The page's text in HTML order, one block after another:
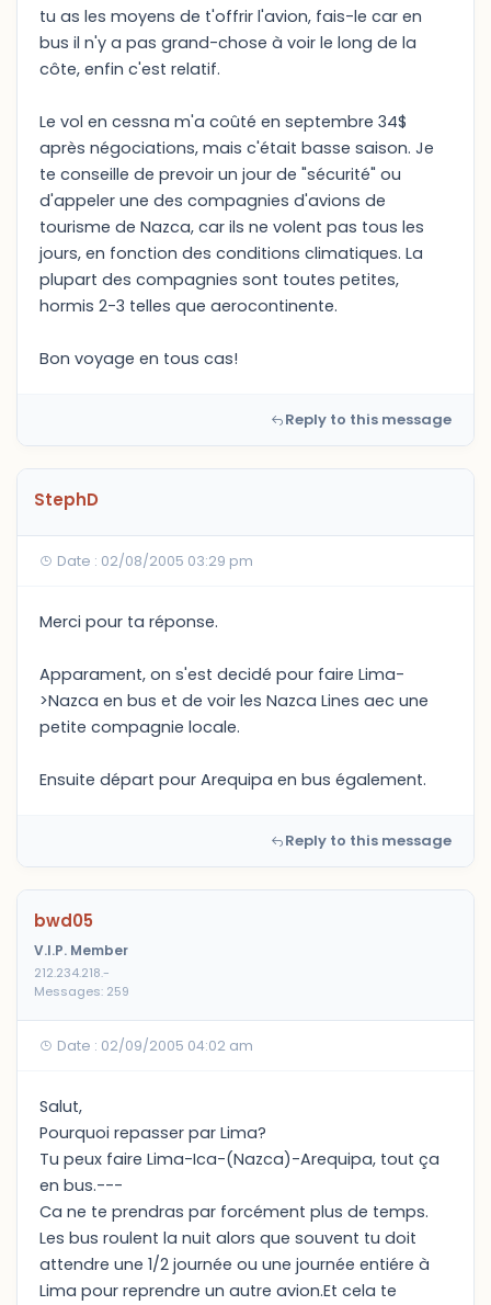
tu as les moyens de t'offrir l'avion, fais-le car en
bus il n'y a pas grand-chose à voir le long de la
côte, enfin c'est relatif.
Le vol en cessna m'a coûté en septembre 34$
après négociations, mais c'était basse saison. Je
te conseille de prevoir un jour de "sécurité" ou
d'appeler une des compagnies d'avions de
tourisme de Nazca, car ils ne volent pas tous les
jours, en fonction des conditions climatiques. La
plupart des compagnies sont toutes petites,
hormis 2-3 telles que aerocontinente.
Bon voyage en tous cas!
Reply to this message
StephD
Date : 02/08/2005 03:29 pm
Merci pour ta réponse.
Apparament, on s'est decidé pour faire Lima-
>Nazca en bus et de voir les Nazca Lines aec une
petite compagnie locale.
Ensuite départ pour Arequipa en bus également.
Reply to this message
bwd05
V.I.P. Member
212.234.218.-
Messages: 259
Date : 02/09/2005 04:02 am
Salut,
Pourquoi repasser par Lima?
Tu peux faire Lima-Ica-(Nazca)-Arequipa, tout ça
en bus.---
Ca ne te prendras par forcément plus de temps.
Les bus roulent la nuit alors que souvent tu doit
attendre une 1/2 journée ou une journée entiére à
Lima pour reprendre un autre avion.Et cela te